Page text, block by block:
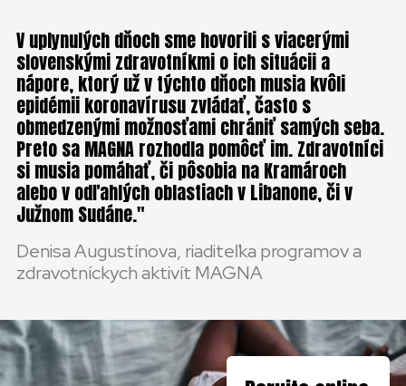
V uplynulých dňoch sme hovorili s viacerými
slovenskými zdravotníkmi o ich situácii a
nápore, ktorý už v týchto dňoch musia kvôli
epidémii koronavírusu zvládať, často s
obmedzenými možnosťami chrániť samých seba.
Preto sa MAGNA rozhodla pomôcť im. Zdravotníci
si musia pomáhať, či pôsobia na Kramároch
alebo v odľahlých oblastiach v Libanone, či v
Južnom Sudáne.
Denisa Augustínova, riaditeľka programov a
zdravotníckych aktivít MAGNA